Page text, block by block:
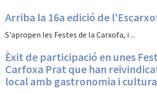
Arriba la 16a edició de
S'apropen les Festes de la Carxofa, i ...
Èxit de participació en unes
Carfoxa Prat que han
local amb gastronomia i cultura